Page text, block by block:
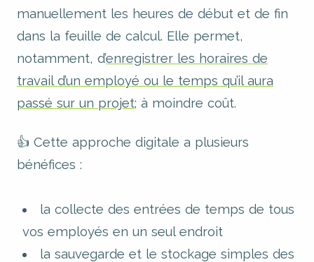
manuellement les heures de début et de fin
dans la feuille de calcul. Elle permet,
notamment, d’enregistrer les horaires de
travail d’un employé ou le temps qu’il aura
passé sur un projet; à moindre coût.
👍 Cette approche digitale a plusieurs
bénéfices :
la collecte des entrées de temps de tous
vos employés en un seul endroit
la sauvegarde et le stockage simples des